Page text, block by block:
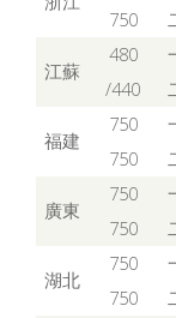
750
江蘇
480
/440
福建
750
750
廣東
750
750
湖北
750
750